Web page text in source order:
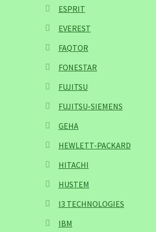
ESPRIT
EVEREST
FAQTOR
FONESTAR
FUJITSU
FUJITSU-SIEMENS
GEHA
HEWLETT-PACKARD
HITACHI
HUSTEM
I3 TECHNOLOGIES
IBM